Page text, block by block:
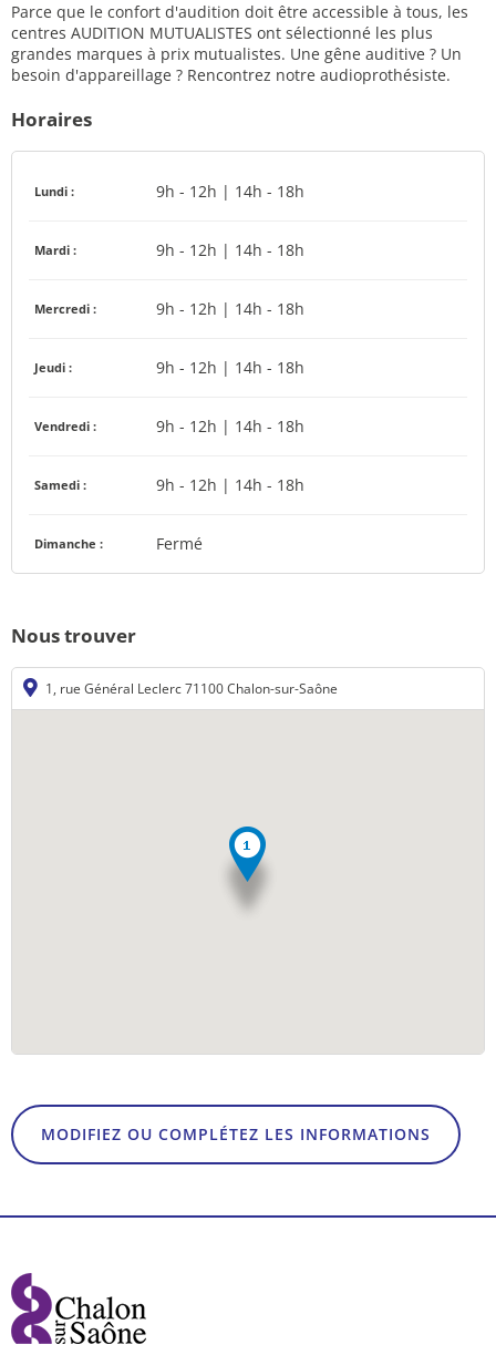
Parce que le confort d'audition doit être accessible à tous, les
centres AUDITION MUTUALISTES ont sélectionné les plus
grandes marques à prix mutualistes. Une gêne auditive ? Un
besoin d'appareillage ? Rencontrez notre audioprothésiste.
Horaires
Lundi : 9h - 12h | 14h - 18h
Mardi : 9h - 12h | 14h - 18h
Mercredi : 9h - 12h | 14h - 18h
Jeudi : 9h - 12h | 14h - 18h
Vendredi : 9h - 12h | 14h - 18h
Samedi : 9h - 12h | 14h - 18h
Dimanche : Fermé
Nous trouver
1, rue Général Leclerc 71100 Chalon-sur-Saône
MODIFIEZ OU COMPLÉTEZ LES INFORMATIONS